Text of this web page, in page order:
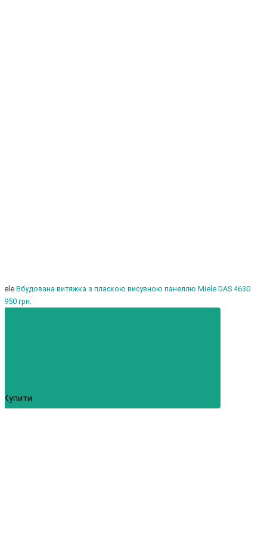
Вбудована витяжка з пласкою висувною панеллю Miele DAS 4630
грн.
Купити